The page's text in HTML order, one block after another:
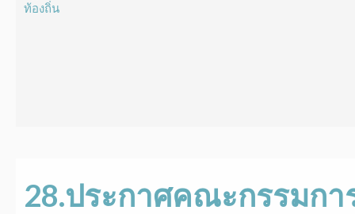
ท้องถิ่น
28.ประกาศคณะกรรมก